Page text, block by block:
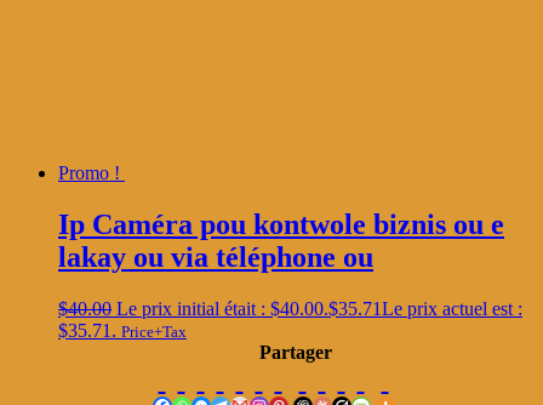
Promo !
Ip Caméra pou kontwole biznis ou e
lakay ou via téléphone ou
$40.00 Le prix initial était : $40.00.$35.71Le prix actuel est :
$35.71. Price+Tax
Partager